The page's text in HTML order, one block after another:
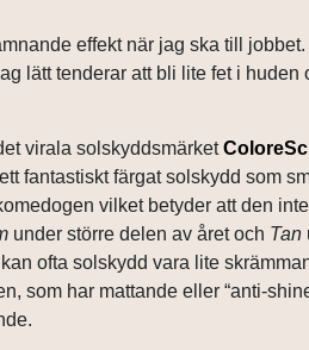
effekt när jag ska till
lätt tenderar att bli lite fet i huden
virala solskyddsmärket
fantastiskt färgat solskydd som
vilket betyder att den
under större delen av året och Tan
ofta solskydd vara lite
som har mattande eller “anti-